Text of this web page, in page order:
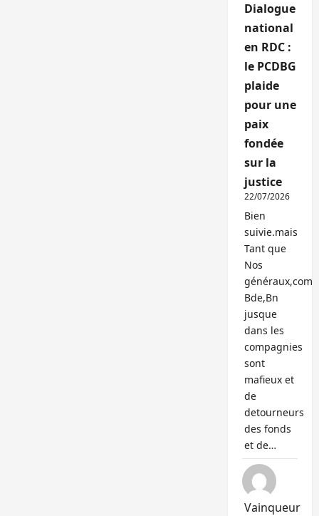
Dialogue
national
en RDC :
le PCDBG
plaide
pour une
paix
fondée
sur la
justice
22/07/2026
Bien
suivie.mais
Tant que
Nos
généraux,com
Bde,Bn
jusque
dans les
compagnies
sont
mafieux et
de
detourneurs
des fonds
et de…
Vainqueur